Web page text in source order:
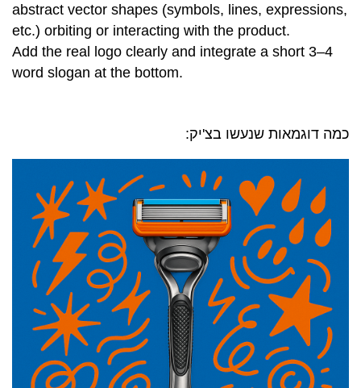
abstract vector shapes (symbols, lines, expressions,
etc.) orbiting or interacting with the product.
Add the real logo clearly and integrate a short 3–4
word slogan at the bottom.
כמה דוגמאות שנעשו בצ'יק: